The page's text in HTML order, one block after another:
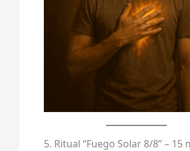
5. Ritual “Fuego Solar 8/8” – 15